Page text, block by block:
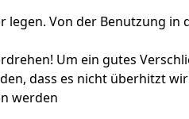
legen. Von der Benutzung
Um ein gutes
dass es nicht überhitzt
werden